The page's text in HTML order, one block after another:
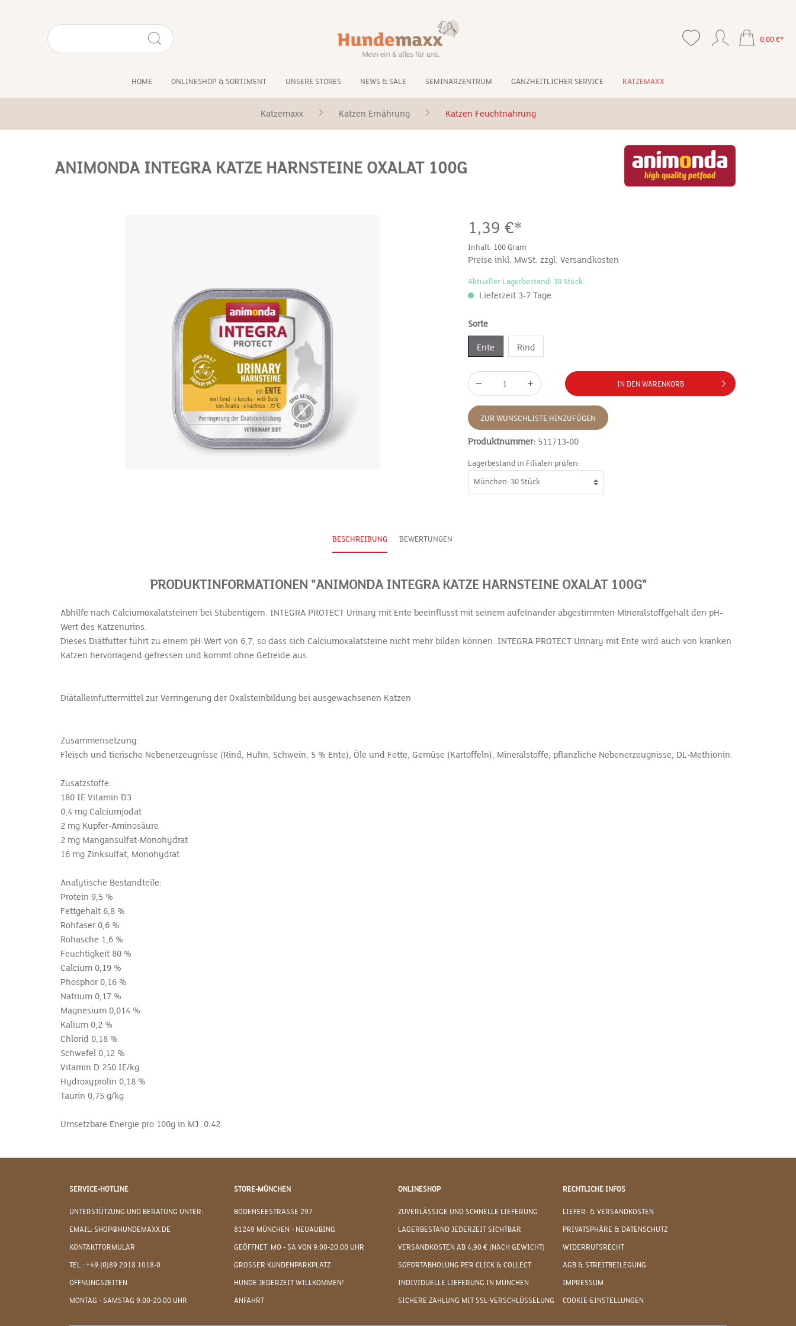
0,00 €*
HOME ONLINESHOP & SORTIMENT UNSERE STORES NEWS & SALE SEMINARZENTRUM GANZHEITLICHER SERVICE KATZEMAXX
Katzemaxx Katzen Ernährung Katzen Feuchtnahrung
ANIMONDA INTEGRA KATZE HARNSTEINE OXALAT 100G
1,39 €*
Inhalt: 100 Gram
Preise inkl. MwSt. zzgl. Versandkosten
Aktueller Lagerbestand: 30 Stück
Lieferzeit 3-7 Tage
Sorte
Ente Rind
IN DEN WARENKORB
ZUR WUNSCHLISTE HINZUFÜGEN
Produktnummer: 511713-00
Lagerbestand in Filialen prüfen:
BESCHREIBUNG BEWERTUNGEN
PRODUKTINFORMATIONEN "ANIMONDA INTEGRA KATZE HARNSTEINE OXALAT 100G"
Abhilfe nach Calciumoxalatsteinen bei Stubentigern. INTEGRA PROTECT Urinary mit Ente beeinflusst mit seinem aufeinander abgestimmten Mineralstoffgehalt den pH-
Wert des Katzenurins.
Dieses Diätfutter führt zu einem pH-Wert von 6,7, so dass sich Calciumoxalatsteine nicht mehr bilden können. INTEGRA PROTECT Urinary mit Ente wird auch von kranken
Katzen hervorragend gefressen und kommt ohne Getreide aus.
Diätalleinfuttermittel zur Verringerung der Oxalsteinbildung bei ausgewachsenen Katzen
Zusammensetzung:
Fleisch und tierische Nebenerzeugnisse (Rind, Huhn, Schwein, 5 % Ente), Öle und Fette, Gemüse (Kartoffeln), Mineralstoffe, pflanzliche Nebenerzeugnisse, DL-Methionin.
Zusatzstoffe:
180 IE Vitamin D3
0,4 mg Calciumjodat
2 mg Kupfer-Aminosäure
2 mg Mangansulfat-Monohydrat
16 mg Zinksulfat, Monohydrat
Analytische Bestandteile:
Protein 9,5 %
Fettgehalt 6,8 %
Rohfaser 0,6 %
Rohasche 1,6 %
Feuchtigkeit 80 %
Calcium 0,19 %
Phosphor 0,16 %
Natrium 0,17 %
Magnesium 0,014 %
Kalium 0,2 %
Chlorid 0,18 %
Schwefel 0,12 %
Vitamin D 250 IE/kg
Hydroxyprolin 0,18 %
Taurin 0,75 g/kg
Umsetzbare Energie pro 100g in MJ: 0.42
SERVICE-HOTLINE
UNTERSTÜTZUNG UND BERATUNG UNTER:
EMAIL: SHOP@HUNDEMAXX.DE
KONTAKTFORMULAR
TEL.: +49 (0)89 2018 1018-0
ÖFFNUNGSZEITEN
MONTAG - SAMSTAG 9:00-20:00 UHR
STORE-MÜNCHEN
BODENSEESTRASSE 297
81249 MÜNCHEN - NEUAUBING
GEÖFFNET: MO - SA VON 9:00-20:00 UHR
GROSSER KUNDENPARKPLATZ
HUNDE JEDERZEIT WILLKOMMEN!
ANFAHRT
ONLINESHOP
ZUVERLÄSSIGE UND SCHNELLE LIEFERUNG
LAGERBESTAND JEDERZEIT SICHTBAR
VERSANDKOSTEN AB 4,90 € (NACH GEWICHT)
SOFORTABHOLUNG PER CLICK & COLLECT
INDIVIDUELLE LIEFERUNG IN MÜNCHEN
SICHERE ZAHLUNG MIT SSL-VERSCHLÜSSELUNG
RECHTLICHE INFOS
LIEFER- & VERSANDKOSTEN
PRIVATSPHÄRE & DATENSCHUTZ
WIDERRUFSRECHT
AGB & STREITBEILEGUNG
IMPRESSUM
COOKIE-EINSTELLUNGEN